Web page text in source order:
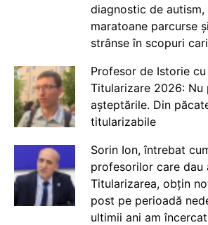
diagnostic de autism,
maratoane parcurse
strânse în scopuri
Profesor de Istorie
Titularizare 2026: Nu
așteptările. Din
titularizabile
Sorin Ion, întrebat
profesorilor care dau
Titularizarea, obțin
post pe perioadă
ultimii ani am